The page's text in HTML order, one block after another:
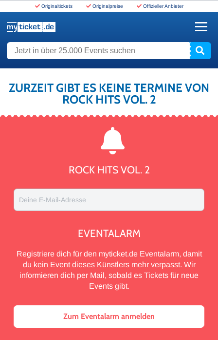
Originaltickets Originalpreise Offizieller Anbieter
Jetzt in über 25.000 Events suchen
ZURZEIT GIBT ES KEINE TERMINE VON
ROCK HITS VOL. 2
ROCK HITS VOL. 2
Deine E-Mail-Adresse
EVENTALARM
Registriere dich für den myticket.de Eventalarm, damit
du kein Event dieses Künstlers mehr verpasst. Wir
informieren dich per Mail, sobald es Tickets für neue
Events gibt.
Zum Eventalarm anmelden